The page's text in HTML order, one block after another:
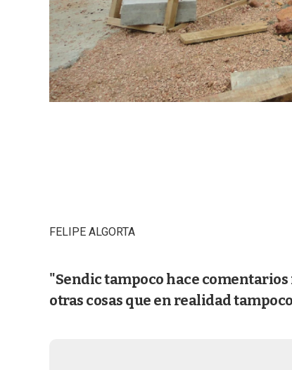
FELIPE ALGORTA
"Sendic tampoco hace comentarios
otras cosas que en realidad